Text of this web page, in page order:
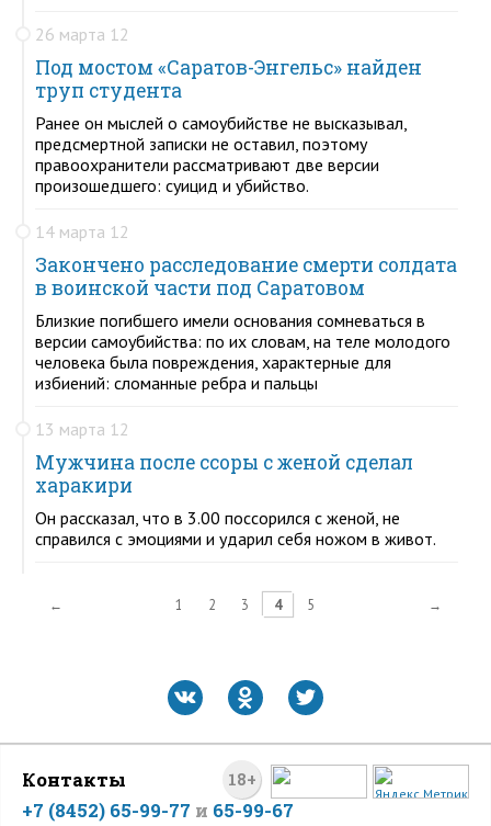
26 марта 12
Под мостом «Саратов-Энгельс» найден
труп студента
Ранее он мыслей о самоубийстве не высказывал,
предсмертной записки не оставил, поэтому
правоохранители рассматривают две версии
произошедшего: суицид и убийство.
14 марта 12
Закончено расследование смерти солдата
в воинской части под Саратовом
Близкие погибшего имели основания сомневаться в
версии самоубийства: по их словам, на теле молодого
человека была повреждения, характерные для
избиений: сломанные ребра и пальцы
13 марта 12
Мужчина после ссоры с женой сделал
харакири
Он рассказал, что в 3.00 поссорился с женой, не
справился с эмоциями и ударил себя ножом в живот.
← 1 2 3 4 5 →
18+
Контакты
+7 (8452) 65-99-77 и 65-99-67